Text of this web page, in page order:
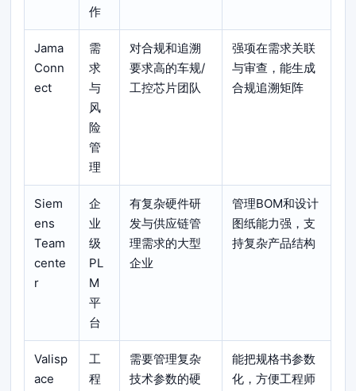
作
Jama
Conn
ect
需
求
与
风
险
管
理
对合规和追溯
要求高的车规/
工控芯片团队
强项在需求关联
与审查，能生成
合规追溯矩阵
Siem
ens
Team
cente
r
企
业
级
PL
M
平
台
有复杂硬件研
发与供应链管
理需求的大型
企业
管理BOM和设计
图纸能力强，支
持复杂产品结构
Valisp
ace
工
程
需要管理复杂
技术参数的硬
能把规格书参数
化，方便工程师